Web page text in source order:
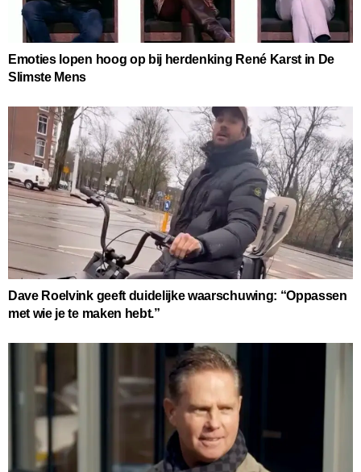
Emoties lopen hoog op bij herdenking René Karst in De
Slimste Mens
Dave Roelvink geeft duidelijke waarschuwing: “Oppassen
met wie je te maken hebt.”